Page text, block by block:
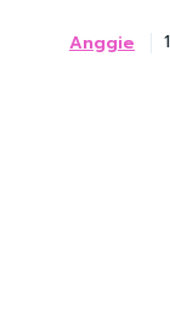
Anggie